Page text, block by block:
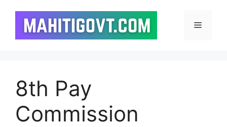
content
Menu
8th Pay
Commission